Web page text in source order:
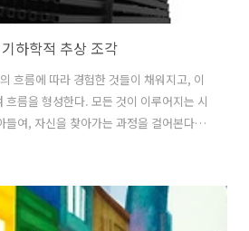
하학적 추상 조각
흐름에 따라 경험한 것들이 채워지고, 이
흐름을 형성한다. 모든 것이 이루어지는 시
들여, 자신을 찾아가는 과정을 걸어본다. -
개인전을 개최하며 전시 카탈로그를 위와
하는데 이 과정 자체가 자신을 찾아가는
다. 2018년 첫 개인전에서 작가는 속이